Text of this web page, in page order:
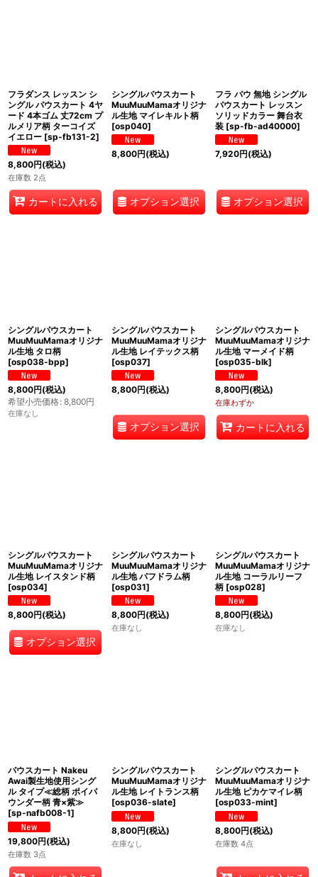
フラダンス レッスン シ
ングル パウスカート 4ヤ
ード 4本ゴム 丈72cm プ
ルメリア柄 ターコイズ
イエロー [sp-fb131-2]
8,800円(税込)
在庫数 2点
カートに入れる
シングルパウスカート
MuuMuuMamaオリジナ
ル生地 マイレキルト柄
[osp040]
8,800円(税込)
オプション選択
フラ パウ 無地 シングル
パウスカート レッスン
ソリッドカラー 舞台衣
装 [sp-fb-ad40000]
7,920円(税込)
オプション選択
シングルパウスカート
MuuMuuMamaオリジナ
ル生地 タロ柄
[osp038-bpp]
8,800円(税込)
希望小売価格: 8,800円
在庫なし
シングルパウスカート
MuuMuuMamaオリジナ
ル生地 レイテックス柄
[osp037]
8,800円(税込)
オプション選択
シングルパウスカート
MuuMuuMamaオリジナ
ル生地 マーメイド柄
[osp035-blk]
8,800円(税込)
在庫わずか
カートに入れる
シングルパウスカート
MuuMuuMamaオリジナ
ル生地 レイスタンド柄
[osp034]
8,800円(税込)
オプション選択
シングルパウスカート
MuuMuuMamaオリジナ
ル生地 パフドラム柄
[osp031]
8,800円(税込)
在庫なし
シングルパウスカート
MuuMuuMamaオリジナ
ル生地 コーラルリーフ
柄 [osp028]
8,800円(税込)
在庫なし
パウスカート Nakeu
Awai製生地使用シング
ル タイプ≪総柄 ポイパ
ウンダー柄 青×紫≫
[sp-nafb008-1]
19,800円(税込)
在庫数 3点
シングルパウスカート
MuuMuuMamaオリジナ
ル生地 レイトランス柄
[osp036-slate]
8,800円(税込)
在庫なし
シングルパウスカート
MuuMuuMamaオリジナ
ル生地 ピカケマイレ柄
[osp033-mint]
8,800円(税込)
在庫数 4点